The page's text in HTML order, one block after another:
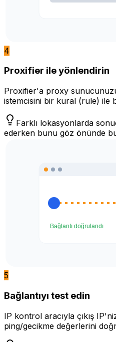
4
Proxifier ile yönlendirin
Proxifier'a proxy
istemcisini bir kural (rule) ile
Farklı lokasyonlarda
ederken bunu göz önünde
5
Bağlantıyı test edin
IP kontrol aracıyla çıkış
ping/gecikme değerlerini